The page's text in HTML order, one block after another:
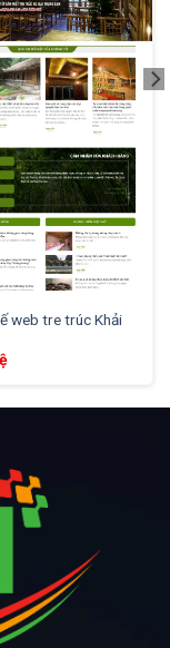
web tre trúc Khải
XEM THỬ